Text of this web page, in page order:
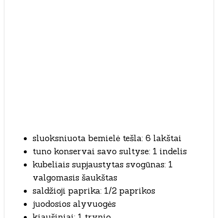
sluoksniuota bemielė tešla: 6 lakštai
tuno konservai savo sultyse: 1 indelis
kubeliais supjaustytas svogūnas: 1
valgomasis šaukštas
saldžioji paprika: 1/2 paprikos
juodosios alyvuogės